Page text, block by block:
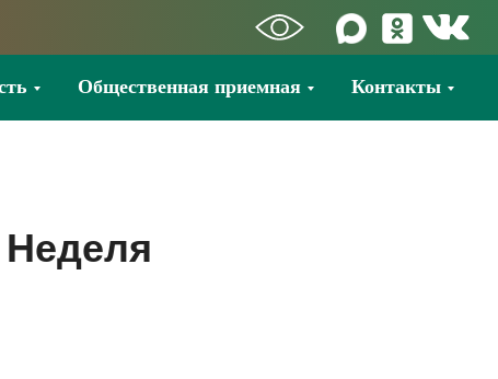
Общественная приемная Контакты